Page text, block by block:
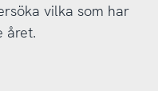
vilka som har
året.